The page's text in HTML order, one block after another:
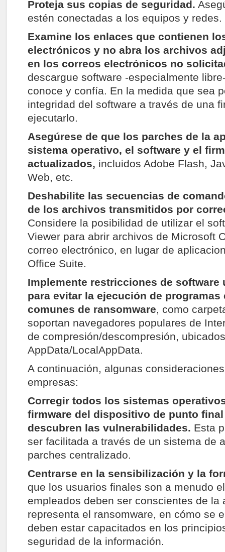
Proteja sus copias de seguridad.
estén conectadas a los equipos y redes.
Examine los enlaces que contienen
electrónicos y no abra los archivos
en los correos electrónicos no
descargue software -especialmente
conoce y confía. En la medida que sea
integridad del software a través de una
ejecutarlo.
Asegúrese de que los parches de la
sistema operativo, el software y el
actualizados, incluidos Adobe Flash,
Web, etc.
Deshabilite las secuencias de
de los archivos transmitidos por
Considere la posibilidad de utilizar el
Viewer para abrir archivos de Microsoft
correo electrónico, en lugar de
Office Suite.
Implemente restricciones de software
para evitar la ejecución de
comunes de ransomware, como
soportan navegadores populares de
de compresión/descompresión,
AppData/LocalAppData.
A continuación, algunas
empresas:
Corregir todos los sistemas
firmware del dispositivo de punto final
descubren las vulnerabilidades. Esta
ser facilitada a través de un sistema de
parches centralizado.
Centrarse en la sensibilización y la
que los usuarios finales son a menudo
empleados deben ser conscientes de la
representa el ransomware, en cómo se
deben estar capacitados en los
seguridad de la información.